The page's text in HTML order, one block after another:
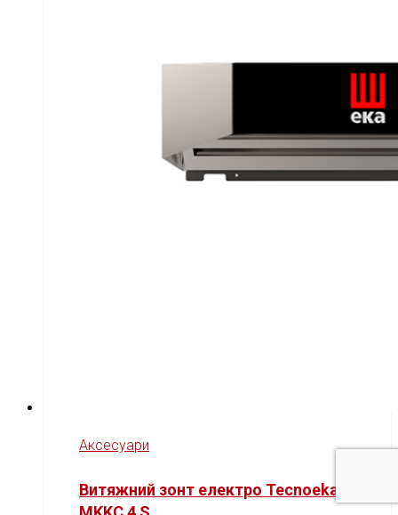
Аксесуари
Витяжний зонт електро Tecnoeka